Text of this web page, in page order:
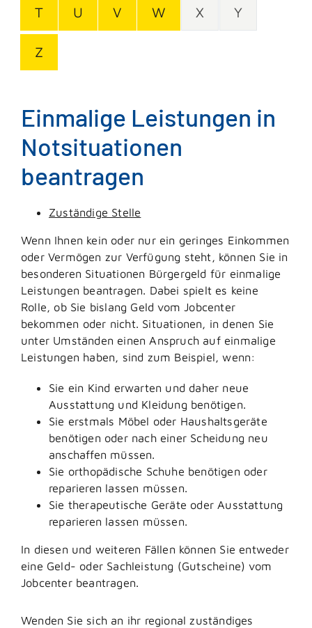
T U V W X Y
Z
Einmalige Leistungen in
Notsituationen
beantragen
Zuständige Stelle
Wenn Ihnen kein oder nur ein geringes Einkommen
oder Vermögen zur Verfügung steht, können Sie in
besonderen Situationen Bürgergeld für einmalige
Leistungen beantragen. Dabei spielt es keine
Rolle, ob Sie bislang Geld vom Jobcenter
bekommen oder nicht. Situationen, in denen Sie
unter Umständen einen Anspruch auf einmalige
Leistungen haben, sind zum Beispiel, wenn:
Sie ein Kind erwarten und daher neue
Ausstattung und Kleidung benötigen.
Sie erstmals Möbel oder Haushaltsgeräte
benötigen oder nach einer Scheidung neu
anschaffen müssen.
Sie orthopädische Schuhe benötigen oder
reparieren lassen müssen.
Sie therapeutische Geräte oder Ausstattung
reparieren lassen müssen.
In diesen und weiteren Fällen können Sie entweder
eine Geld- oder Sachleistung (Gutscheine) vom
Jobcenter beantragen.
Wenden Sie sich an ihr regional zuständiges